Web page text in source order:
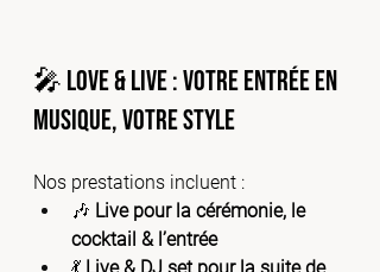
🎤 Love & Live : votre entrée en
musique, votre style
Nos prestations incluent :
🎶 Live pour la cérémonie, le
cocktail & l’entrée